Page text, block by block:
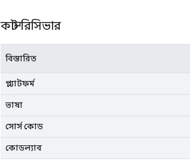
কাস্ট রিসিভার
বিস্তারিত
প্ল্যাটফর্ম
ভাষা
সোর্স কোড
কোডল্যাব